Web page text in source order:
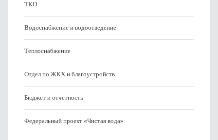
ТКО
Водоснабжение и водоотведение
Теплоснабжение
Отдел по ЖКХ и благоустройств
Бюджет и отчетность
Федеральный проект «Чистая вода»